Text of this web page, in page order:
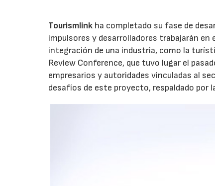
Tourismlink ha completado su fase de
impulsores y desarrolladores trabajarán
integración de una industria, como la
Review Conference, que tuvo lugar el
empresarios y autoridades vinculadas al
desafíos de este proyecto, respaldado por